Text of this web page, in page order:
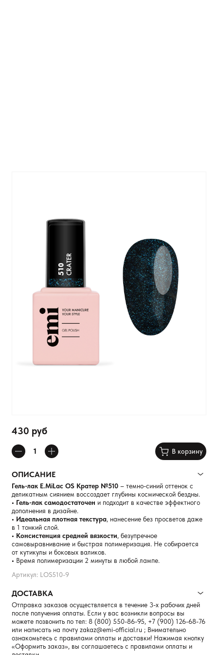
430 руб
В корзину
ОПИСАНИЕ
Гель-лак E.MiLac OS Кратер №510 – темно-синий оттенок с
деликатным сиянием воссоздает глубины космической бездны.
• Гель-лак самодостаточен и подходит в качестве эффектного
дополнения в дизайне.
• Идеальная плотная текстура, нанесение без просветов даже
в 1 тонкий слой.
• Консистенция средней вязкости, безупречное
самовыравнивание и быстрая полимеризация. Не собирается
от кутикулы и боковых валиков.
• Время полимеризации 2 минуты в любой лампе.
Артикул: LOS510-9
ДОСТАВКА
Отправка заказов осуществляется в течение 3-х рабочих дней
после получения оплаты. Если у вас возникли вопросы вы
можете позвонить по тел: 8 (800) 550-86-95, +7 (900) 126-68-76
или написать на почту zakaz@emi-official.ru ; Внимательно
ознакомьтесь с правилами оплаты и доставки! Нажимая кнопку
«Оформить заказ», вы соглашаетесь с правилами оплаты и